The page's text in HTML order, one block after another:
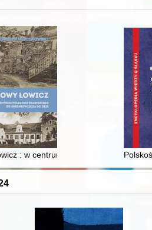
lokalnego mieszczaństwa w
: w centrum poligonu drawskiego